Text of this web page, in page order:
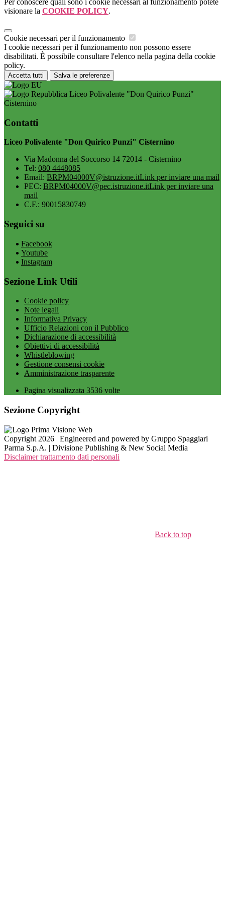
Per conoscere quali sono i cookie necessari al funzionamento potete
visionare la COOKIE POLICY.
Cookie necessari per il funzionamento
I cookie necessari per il funzionamento non possono essere
disabilitati. È possibile consultare l'elenco nella pagina della cookie
policy.
Accetta tutti Salva le preferenze
Liceo Polivalente "Don Quirico Punzi"
Cisternino
Contatti
Liceo Polivalente "Don Quirico Punzi" Cisternino
Via Madonna del Soccorso 14 72014 - Cisternino
Tel: 080 4448085
Email: BRPM04000V@istruzione.itLink per inviare una mail
PEC: BRPM04000V@pec.istruzione.itLink per inviare una
mail
C.F.: 90015830749
Seguici su
Facebook
Youtube
Instagram
Sezione Link Utili
Cookie policy
Note legali
Informativa Privacy
Ufficio Relazioni con il Pubblico
Dichiarazione di accessibilità
Obiettivi di accessibilità
Whistleblowing
Gestione consensi cookie
Amministrazione trasparente
Pagina visualizzata 3536 volte
Sezione Copyright
Copyright 2026 | Engineered and powered by Gruppo Spaggiari
Parma S.p.A. | Divisione Publishing & New Social Media
Disclaimer trattamento dati personali
Back to top